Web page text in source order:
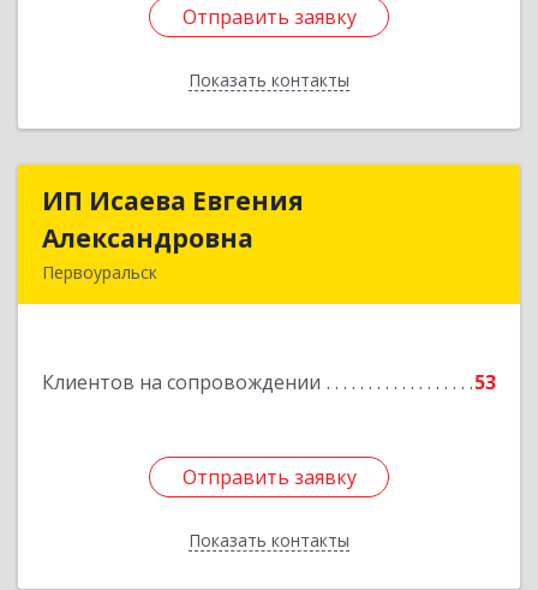
Отправить заявку
Показать контакты
Отправить заявку
Назад
ИП Исаева Евгения
Александровна
Первоуральск
Клиентов на сопровождении 53
Отправить заявку
Показать контакты
ИП Исаева Евгения
Отправить заявку
Назад